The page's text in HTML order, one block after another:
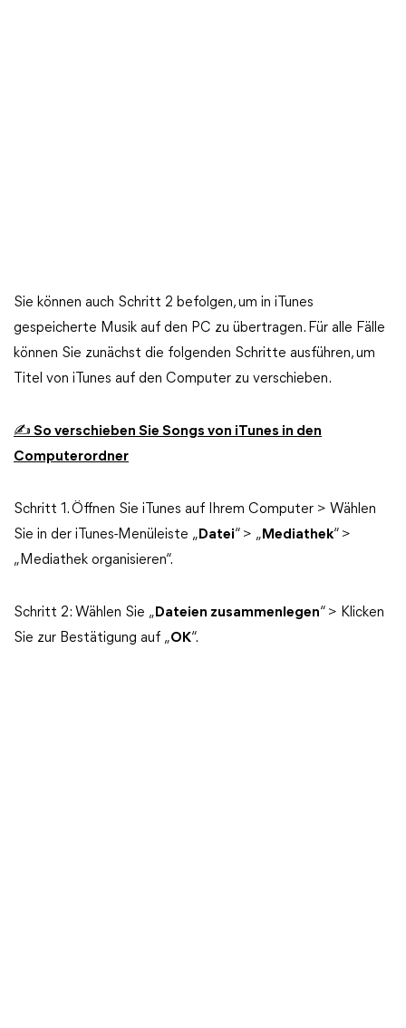
Sie können auch Schritt 2 befolgen, um in iTunes
gespeicherte Musik auf den PC zu übertragen. Für alle Fälle
können Sie zunächst die folgenden Schritte ausführen, um
Titel von iTunes auf den Computer zu verschieben.
✍ So verschieben Sie Songs von iTunes in den
Computerordner
Schritt 1. Öffnen Sie iTunes auf Ihrem Computer > Wählen
Sie in der iTunes-Menüleiste „ Datei“ > „ Mediathek“ >
„Mediathek organisieren“.
Schritt 2: Wählen Sie „ Dateien zusammenlegen“ > Klicken
Sie zur Bestätigung auf „OK“.